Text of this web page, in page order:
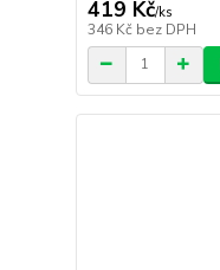
419 Kč/ks
346 Kč bez DPH